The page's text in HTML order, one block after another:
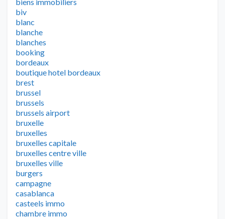
biv
blanc
blanche
blanches
booking
bordeaux
boutique hotel bordeaux
brest
brussel
brussels
brussels airport
bruxelle
bruxelles
bruxelles capitale
bruxelles centre ville
bruxelles ville
burgers
campagne
casablanca
casteels immo
chambre immo